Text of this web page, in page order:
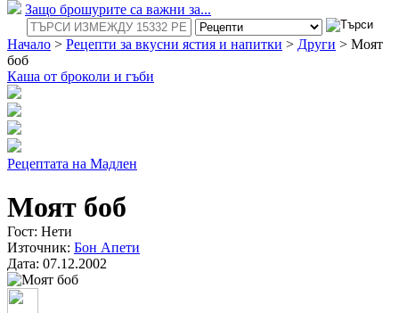
Защо брошурите са важни за...
Начало > Рецепти за вкусни ястия и напитки > Други > Моят
боб
Каша от броколи и гъби
Рецептата на Мадлен
Моят боб
Гост: Нети
Източник: Бон Апети
Дата: 07.12.2002